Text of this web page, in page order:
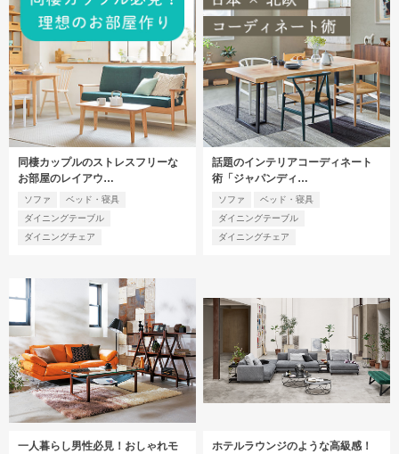
同棲カップルのストレスフリーな
お部屋のレイアウ…
ソファ
ベッド・寝具
ダイニングテーブル
ダイニングチェア
話題のインテリアコーディネート
術「ジャパンディ…
ソファ
ベッド・寝具
ダイニングテーブル
ダイニングチェア
一人暮らし男性必見！おしゃれモ
ホテルラウンジのような高級感！